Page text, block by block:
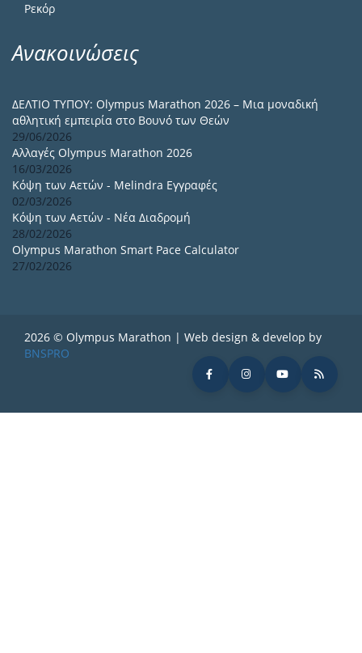
Ρεκόρ
Ανακοινώσεις
ΔΕΛΤΙΟ ΤΥΠΟΥ: Olympus Marathon 2026 – Μια μοναδική
αθλητική εμπειρία στο Βουνό των Θεών
29/06/2026
Αλλαγές Olympus Marathon 2026
16/03/2026
Κόψη των Αετών - Melindra Εγγραφές
02/03/2026
Κόψη των Αετών - Νέα Διαδρομή
28/02/2026
Olympus Marathon Smart Pace Calculator
27/02/2026
2026 © Olympus Marathon | Web design & develop by
BNSPRO